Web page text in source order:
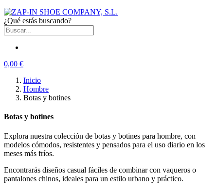
¿Qué estás buscando?
0,00 €
Inicio
Hombre
Botas y botines
Botas y botines
Explora nuestra colección de botas y botines para hombre, con
modelos cómodos, resistentes y pensados para el uso diario en los
meses más fríos.
Encontrarás diseños casual fáciles de combinar con vaqueros o
pantalones chinos, ideales para un estilo urbano y práctico.